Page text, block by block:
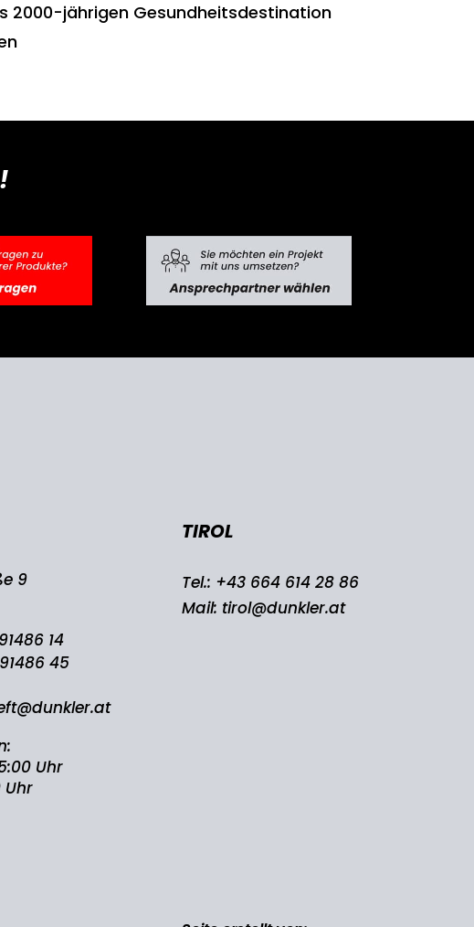
2000-jährigen Gesundheitsdestination
9
14
45
Uhr
Uhr
TIROL
Tel.: +43 664 614 28 86
Mail: tirol@dunkler.at